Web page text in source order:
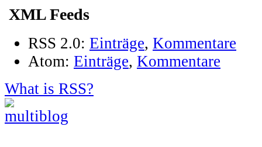
XML Feeds
RSS 2.0: Einträge, Kommentare
Atom: Einträge, Kommentare
What is RSS?